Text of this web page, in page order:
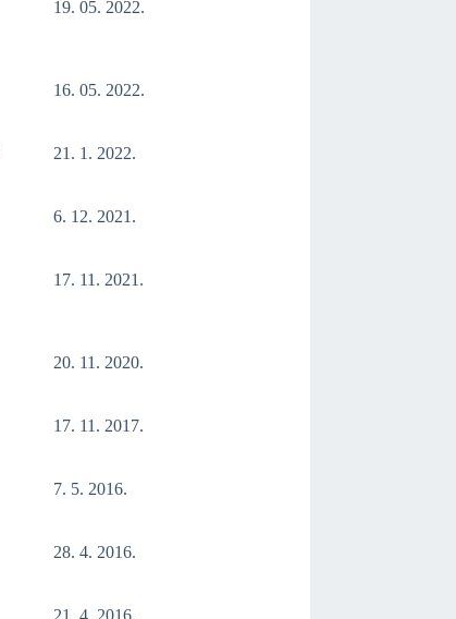
19. 05. 2022.
16. 05. 2022.
21. 1. 2022.
6. 12. 2021.
17. 11. 2021.
20. 11. 2020.
17. 11. 2017.
7. 5. 2016.
28. 4. 2016.
21. 4. 2016.